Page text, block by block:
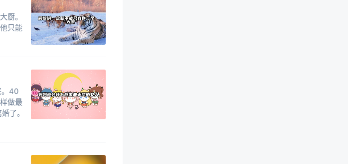
研，在经过近一年的奋战
时，我却在公布出国学生
师告诉我，因为我在大学
前三年的我高傲、冷漠、
送在自己手里？
忆远多于对辉煌时刻的品
有奇遇，也不曾走过任何
真正成功的人是那些可以
。我希望在这本书里，通
厨。
只能
。40
做最
了。